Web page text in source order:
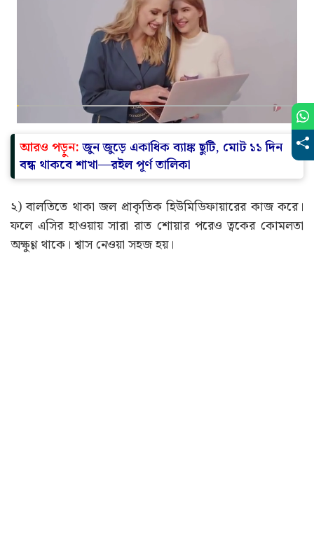
আরও পড়ুন:জুন জুড়ে একাধিক ব্যাঙ্ক ছুটি, মোট ১১ দিন
বন্ধ থাকবে শাখা—রইল পূর্ণ তালিকা
২) বালতিতে থাকা জল প্রাকৃতিক হিউমিডিফায়ারের কাজ করে।
ফলে এসির হাওয়ায় সারা রাত শোয়ার পরেও ত্বকের কোমলতা
অক্ষুণ্ণ থাকে। শ্বাস নেওয়া সহজ হয়।